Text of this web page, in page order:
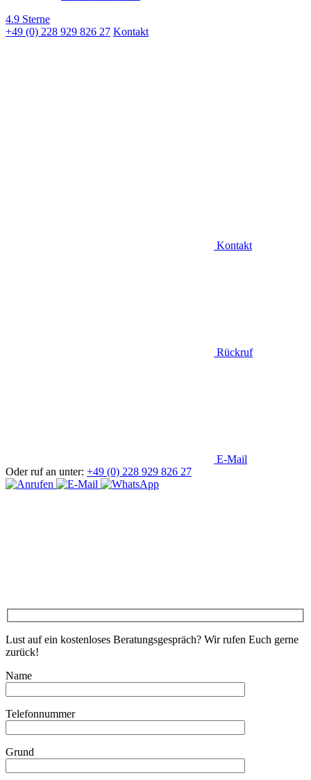
4.9 Sterne
+49 (0) 228 929 826 27 Kontakt
Kontakt
Rückruf
E-Mail
Oder ruf an unter: +49 (0) 228 929 826 27
Lust auf ein kostenloses Beratungsgespräch? Wir rufen Euch gerne
zurück!
Name
Telefonnummer
Grund